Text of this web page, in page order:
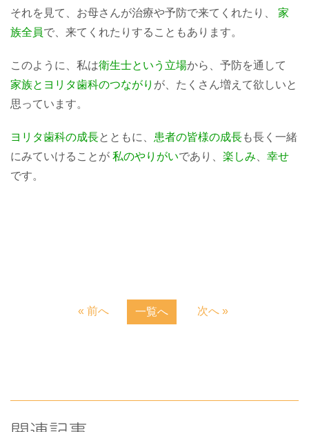
それを見て、お母さんが治療や予防で来てくれたり、 家
族全員で、来てくれたりすることもあります。
このように、私は衛生士という立場から、予防を通して
家族とヨリタ歯科のつながり が、たくさん増えて欲しいと
思っています。
ヨリタ歯科の成長とともに、 患者の皆様の成長も長く一緒
にみていけることが 私のやりがいであり、 楽しみ
幸せ
です。
« 前へ 一覧へ 次へ »